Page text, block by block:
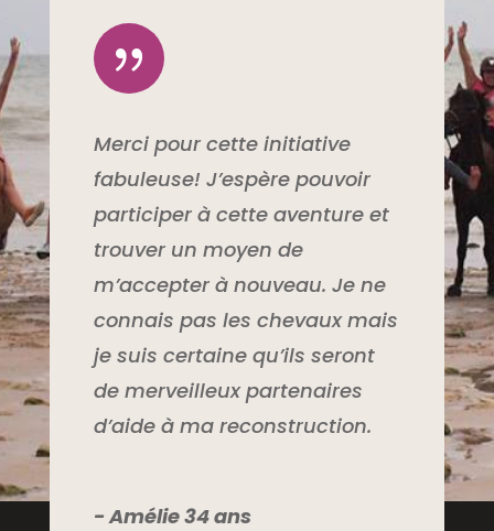
{
Merci pour cette initiative
fabuleuse! J’espère pouvoir
participer à cette aventure et
trouver un moyen de
m’accepter à nouveau. Je ne
connais pas les chevaux mais
je suis certaine qu’ils seront
de merveilleux partenaires
d’aide à ma reconstruction.
- Amélie 34 ans